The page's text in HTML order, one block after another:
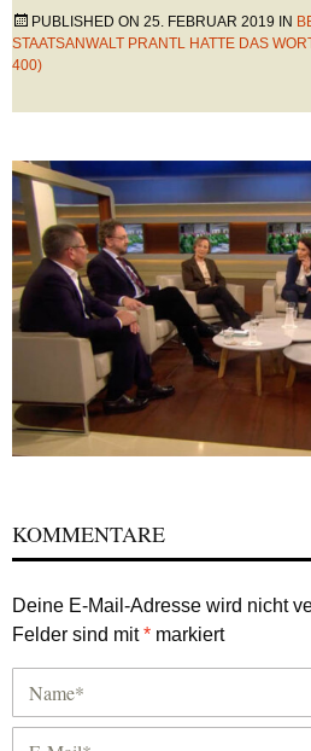
PUBLISHED ON 25. FEBRUAR 2019 IN
STAATSANWALT PRANTL HATTE DAS
400)
KOMMENTARE
Deine E-Mail-Adresse wird nicht
Felder sind mit* markiert